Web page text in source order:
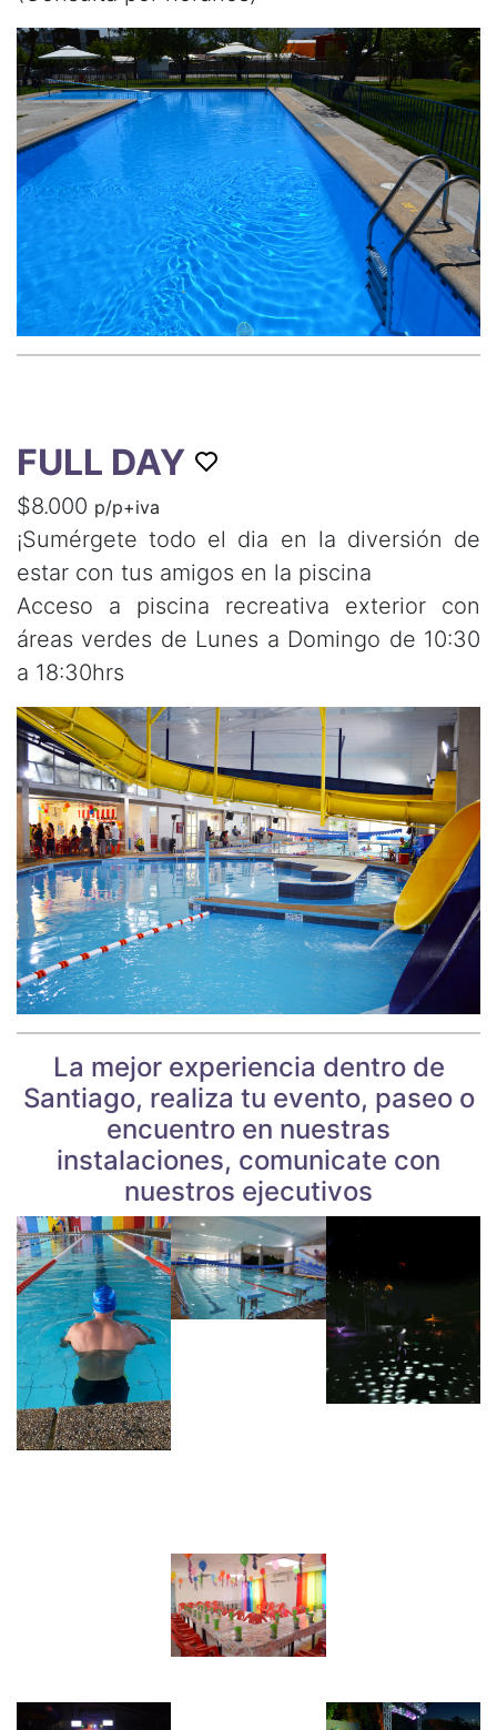
FULL DAY
$8.000 p/p+iva
¡Sumérgete todo el dia en la diversión de
estar con tus amigos en la piscina
Acceso a piscina recreativa exterior con
áreas verdes de Lunes a Domingo de 10:30
a 18:30hrs
La mejor experiencia dentro de
Santiago, realiza tu evento, paseo o
encuentro en nuestras
instalaciones, comunicate con
nuestros ejecutivos